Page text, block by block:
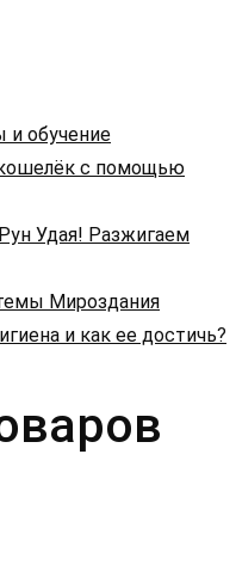
и обучение
с помощью
Удая! Разжигаем
Мироздания
и как ее достичь?